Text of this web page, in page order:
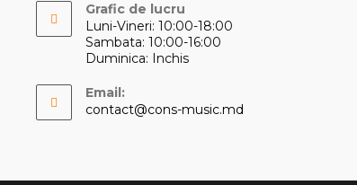
in
your
application
Grafic de lucru
Luni-Vineri: 10:00-18:00
Sambata: 10:00-16:00
Duminica: Inchis
Email:
contact@cons-music.md